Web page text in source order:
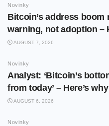
Novinky
Bitcoin’s address boom
warning, not adoption –
AUGUST 7, 2026
Novinky
Analyst: ‘Bitcoin’s
from today’ – Here’s why
AUGUST 6, 2026
Novinky